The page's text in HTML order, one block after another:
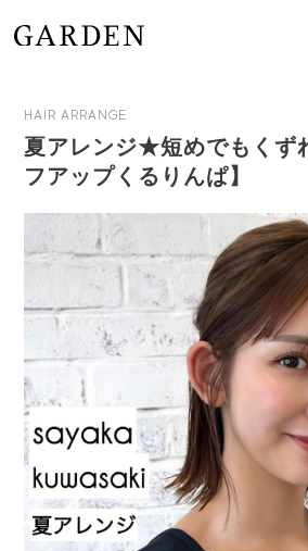
HAIR ARRANGE
夏アレンジ★短めでもくず
フアップくるりんぱ】